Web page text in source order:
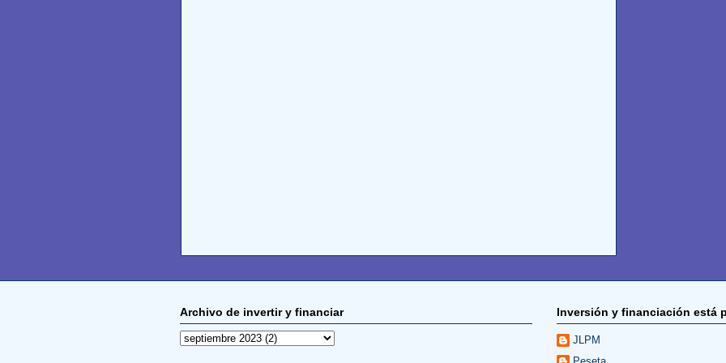
Archivo de invertir y financiar Inversión y financiación está
JLPM